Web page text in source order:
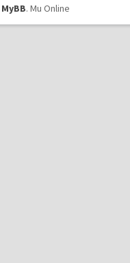
MyBB. Mu Online